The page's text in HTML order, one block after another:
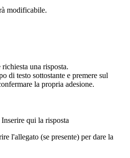
modificabile.
una risposta.
di testo sottostante e premere sul
la propria adesione.
Inserire qui la risposta
l'allegato (se presente) per dare la